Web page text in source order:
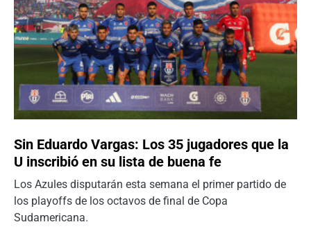
Sin Eduardo Vargas: Los 35 jugadores que la
U inscribió en su lista de buena fe
Los Azules disputarán esta semana el primer partido de
los playoffs de los octavos de final de Copa
Sudamericana.